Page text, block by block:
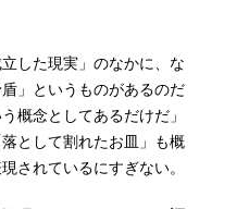
した現実」のなかに、な
」というものがあるのだ
概念としてあるだけだ」
として割れたお皿」も概
されているにすぎない。